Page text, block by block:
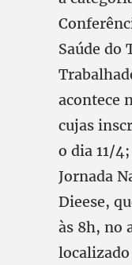
Saúde do
acontece
cujas
o dia 11/
Jornada
Dieese,
às 8h, no